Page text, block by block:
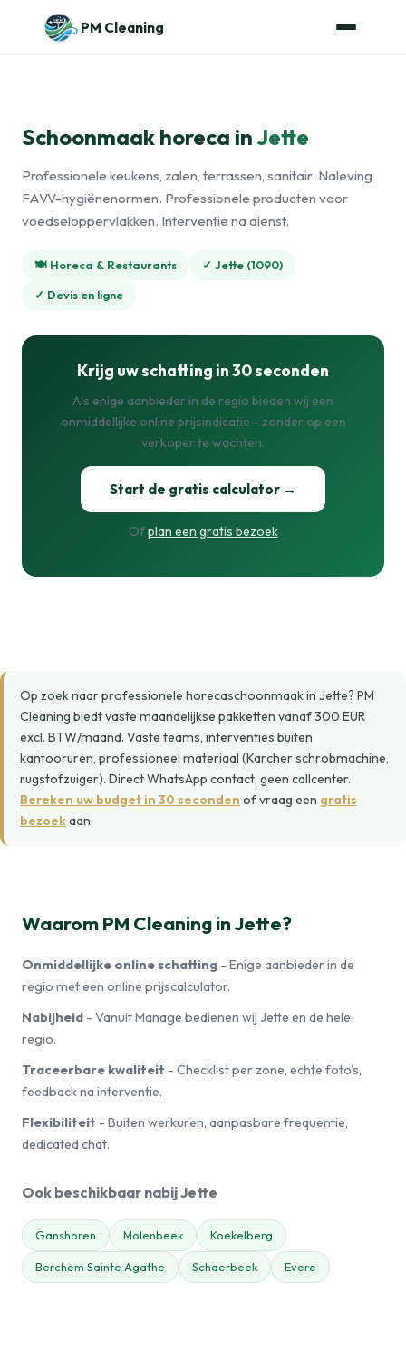
Naar de inhoud
PM Cleaning
Schoonmaak horeca in Jette
Professionele keukens, zalen, terrassen, sanitair. Naleving
FAVV-hygiënenormen. Professionele producten voor
voedseloppervlakken. Interventie na dienst.
🍽️ Horeca & Restaurants ✓ Jette (1090)
✓ Devis en ligne
Krijg uw schatting in 30 seconden
Als enige aanbieder in de regio bieden wij een
onmiddellijke online prijsindicatie - zonder op een
verkoper te wachten.
Start de gratis calculator →
Ofplan een gratis bezoek
Op zoek naar professionele horecaschoonmaak in Jette? PM
Cleaning biedt vaste maandelijkse pakketten vanaf 300 EUR
excl. BTW/maand. Vaste teams, interventies buiten
kantooruren, professioneel materiaal (Karcher schrobmachine,
rugstofzuiger). Direct WhatsApp contact, geen callcenter.
Bereken uw budget in 30 seconden of vraag een gratis
bezoekaan.
Waarom PM Cleaning in Jette?
Onmiddellijke online schatting - Enige aanbieder in de
regio met een online prijscalculator.
Nabijheid - Vanuit Manage bedienen wij Jette en de hele
regio.
Traceerbare kwaliteit - Checklist per zone, echte foto's,
feedback na interventie.
Flexibiliteit - Buiten werkuren, aanpasbare frequentie,
dedicated chat.
Ook beschikbaar nabij Jette
Ganshoren Molenbeek Koekelberg
Berchem Sainte Agathe Schaerbeek Evere